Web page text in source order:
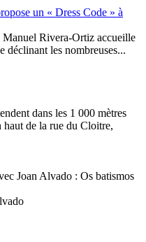
un « Dress Code » à
Manuel Rivera-Ortiz accueille
déclinant les nombreuses...
dans les 1 000 mètres
haut de la rue du Cloitre,